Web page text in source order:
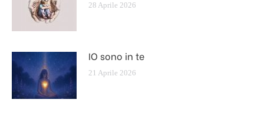
28 Aprile 2026
IO sono in te
21 Aprile 2026